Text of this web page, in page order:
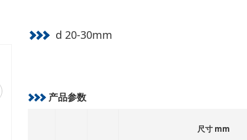
d 20-30mm
产品参数
尺寸 mm